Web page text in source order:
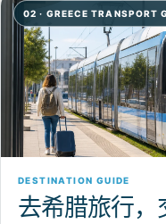
02 · GREECE TRANSPORT
DESTINATION GUIDE
去希腊旅行，